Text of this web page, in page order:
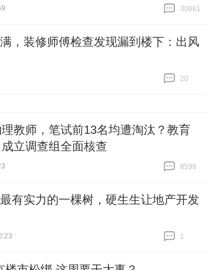
30861
，装修师傅检查发现漏到楼下：出风
20
教师，笔试前13名均遭淘汰？教育
立调查组全面核查
8598
有实力的一棵树，硬生生让地产开发
1